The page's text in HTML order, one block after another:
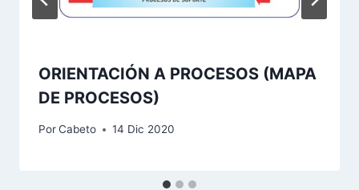
ORIENTACIÓN A PROCESOS (MAPA
DE PROCESOS)
PorCabeto 14 Dic 2020